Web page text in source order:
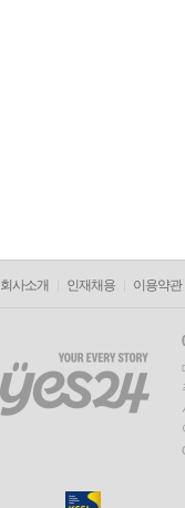
회사소개 인재채용 이용약관